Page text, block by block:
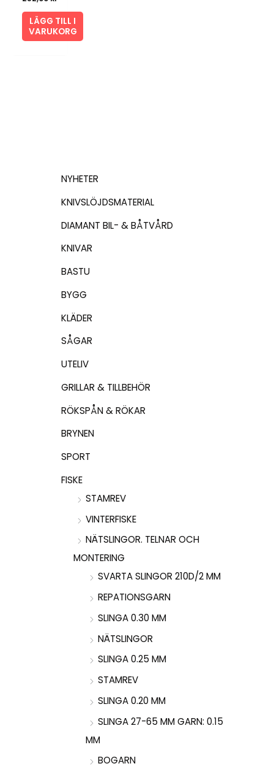
NYHETER
KNIVSLÖJDSMATERIAL
DIAMANT BIL- & BÅTVÅRD
KNIVAR
BASTU
BYGG
KLÄDER
SÅGAR
UTELIV
GRILLAR & TILLBEHÖR
RÖKSPÅN & RÖKAR
BRYNEN
SPORT
FISKE
STAMREV
VINTERFISKE
NÄTSLINGOR. TELNAR OCH
MONTERING
SVARTA SLINGOR 210D/2 MM
REPATIONSGARN
SLINGA 0.30 MM
NÄTSLINGOR
SLINGA 0.25 MM
STAMREV
SLINGA 0.20 MM
SLINGA 27-65 MM GARN: 0.15
MM
BOGARN
LÄGG TILL I
VARUKORG